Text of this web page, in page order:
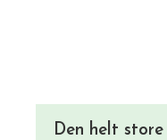
Den helt